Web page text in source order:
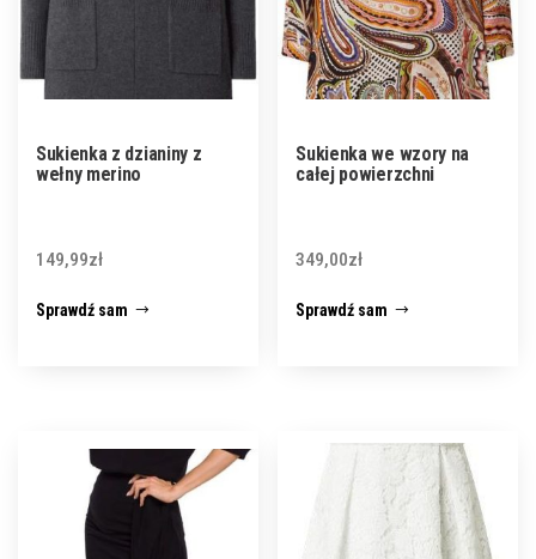
Sukienka z dzianiny z
wełny merino
149,99zł
Sprawdź sam
Sukienka we wzory na
całej powierzchni
349,00zł
Sprawdź sam